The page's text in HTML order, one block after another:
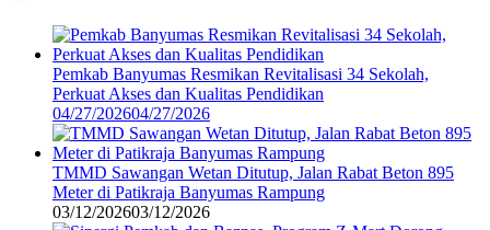
Pemkab Banyumas Resmikan Revitalisasi 34 Sekolah,
Perkuat Akses dan Kualitas Pendidikan
04/27/202604/27/2026
TMMD Sawangan Wetan Ditutup, Jalan Rabat Beton 895
Meter di Patikraja Banyumas Rampung
03/12/202603/12/2026